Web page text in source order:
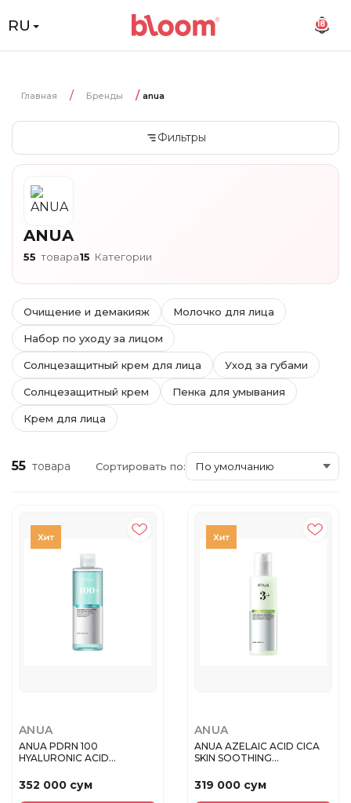
RU 18
Главная Бренды anua
Фильтры
ANUA
55 товара15 Категории
Очищение и демакияж Молочко для лица
Набор по уходу за лицом
Солнцезащитный крем для лица Уход за губами
Солнцезащитный крем Пенка для умывания
Крем для лица
55 товара Сортировать по:
ANUA
ANUA PDRN 100
HYALURONIC ACID
352 000 сум
ANUA
ANUA AZELAIC ACID CICA
SKIN SOOTHING
319 000 сум